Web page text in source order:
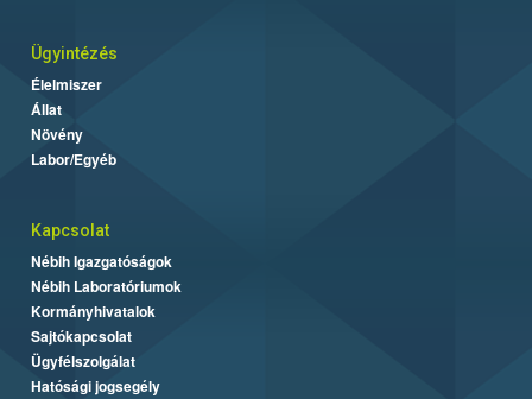
Ügyintézés
Élelmiszer
Állat
Növény
Labor/Egyéb
Kapcsolat
Nébih Igazgatóságok
Nébih Laboratóriumok
Kormányhivatalok
Sajtókapcsolat
Ügyfélszolgálat
Hatósági jogsegély